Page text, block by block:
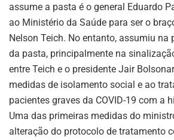
assume a pasta é o general Eduardo
ao Ministério da Saúde para ser o
Nelson Teich. No entanto, assumiu na
da pasta, principalmente na
entre Teich e o presidente Jair
medidas de isolamento social e ao
pacientes graves da COVID-19 com a
Uma das primeiras medidas do
alteração do protocolo de tratamento